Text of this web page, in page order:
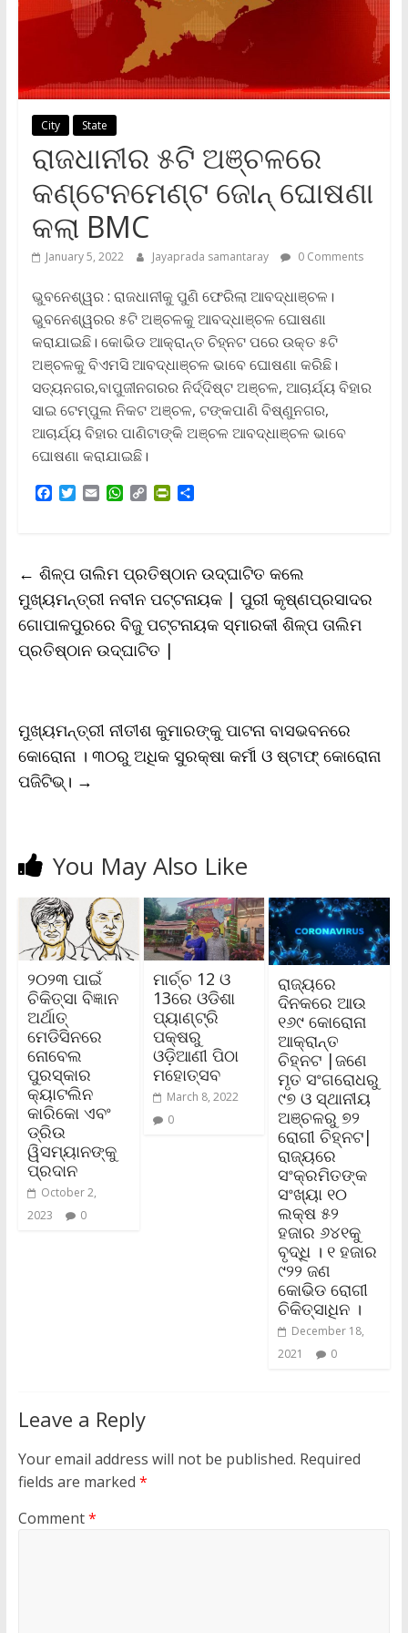
City State
ରାଜଧାନୀର ୫ଟି ଅଞ୍ଚଳରେ
କଣ୍ଟେନମେଣ୍ଟ ଜୋନ୍‌ ଘୋଷଣା
କଲା BMC
January 5, 2022 Jayaprada samantaray 0 Comments
ଭୁବନେଶ୍ୱର : ରାଜଧାନୀକୁ ପୁଣି ଫେରିଲା ଆବଦ୍ଧାଞ୍ଚଳ।
ଭୁବନେଶ୍ୱରର ୫ଟି ଅଞ୍ଚଳକୁ ଆବଦ୍ଧାଞ୍ଚଳ ଘୋଷଣା
କରାଯାଇଛି। କୋଭିଡ ଆକ୍ରାନ୍ତ ଚିହ୍ନଟ ପରେ ଉକ୍ତ ୫ଟି
ଅଞ୍ଚଳକୁ ବିଏମସି ଆବଦ୍ଧାଞ୍ଚଳ ଭାବେ ଘୋଷଣା କରିଛି।
ସତ୍ୟନଗର,ବାପୁଜୀନଗରର ନିର୍ଦ୍ଦିଷ୍ଟ ଅଞ୍ଚଳ, ଆଚାର୍ଯ୍ୟ ବିହାର
ସାଇ ଟେମ୍ପୁଲ ନିକଟ ଅଞ୍ଚଳ, ଟଙ୍କପାଣି ବିଷ୍ଣୁନଗର,
ଆଚାର୍ଯ୍ୟ ବିହାର ପାଣିଟାଙ୍କି ଅଞ୍ଚଳ ଆବଦ୍ଧାଞ୍ଚଳ ଭାବେ
ଘୋଷଣା କରାଯାଇଛି।
F
o
o
k
T
e
r
E
W
A
p
p
C
i
n
k
P
F
r
i
e
n
d
S
← ଶିଳ୍ପ ତାଲିମ ପ୍ରତିଷ୍ଠାନ ଉଦ୍‌ଘାଟିତ କଲେ
ମୁଖ୍ୟମନ୍ତ୍ରୀ ନବୀନ ପଟ୍ଟନାୟକ | ପୁରୀ କୃଷ୍ଣପ୍ରସାଦର
ଗୋପାଳପୁରରେ ବିଜୁ ପଟ୍ଟନାୟକ ସ୍ମାରକୀ ଶିଳ୍ପ ତାଲିମ
ପ୍ରତିଷ୍ଠାନ ଉଦ୍‌ଘାଟିତ |
ମୁଖ୍ୟମନ୍ତ୍ରୀ ନୀତୀଶ କୁମାରଙ୍କୁ ପାଟନା ବାସଭବନରେ
କୋରୋନା । ୩୦ରୁ ଅଧିକ ସୁରକ୍ଷା କର୍ମୀ ଓ ଷ୍ଟାଫ୍ କୋରୋନା
ପଜିଟିଭ୍। →
You May Also Like
୨୦୨୩ ପାଇଁ
ଚିକିତ୍ସା ବିଜ୍ଞାନ
ଅର୍ଥାତ୍
ମେଡିସିନରେ
ନୋବେଲ
ପୁରସ୍କାର
କ୍ୟାଟଲିନ
କାରିକୋ ଏବଂ
ଡ୍ରିଉ
ୱିସମ୍ୟାନଙ୍କୁ
ପ୍ରଦାନ
October 2,
2023
0
ମାର୍ଚ୍ଚ 12 ଓ
13ରେ ଓଡିଶା
ପ୍ୟାଣ୍ଟ୍ରି
ପକ୍ଷରୁ
ଓଡ଼ିଆଣୀ ପିଠା
ମହୋତ୍ସବ
March 8, 2022
0
ରାଜ୍ୟରେ
ଦିନକରେ ଆଉ
୧୬୯ କୋରୋନା
ଆକ୍ରାନ୍ତ
ଚିହ୍ନଟ |ଜଣେ
ମୃତ ସଂଗରୋଧରୁ
୯୭ ଓ ସ୍ଥାନୀୟ
ଅଞ୍ଚଳରୁ ୭୨
ରୋଗୀ ଚିହ୍ନଟ|
ରାଜ୍ୟରେ
ସଂକ୍ରମିତଙ୍କ
ସଂଖ୍ୟା ୧୦
ଲକ୍ଷ ୫୨
ହଜାର ୬୪୧କୁ
ବୃଦ୍ଧି । ୧ ହଜାର
୯୨୨ ଜଣ
କୋଭିଡ ରୋଗୀ
ଚିକିତ୍ସାଧିନ ।
December 18,
2021
0
Leave a Reply
Your email address will not be published. Required
fields are marked *
Comment*